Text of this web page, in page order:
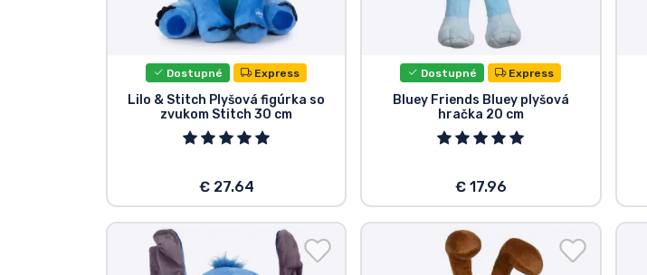
Dostupné Express
Lilo & Stitch Plyšová figúrka so
zvukom Stitch 30 cm
€ 27.64
Dostupné Express
Bluey Friends Bluey plyšová
hračka 20 cm
€ 17.96
Zoradiť podľa série
Zoradiť podľa filmov
Zoradiť podľa karikatúry
Zoradiť podľa Anime
Zoradiť podľa hier